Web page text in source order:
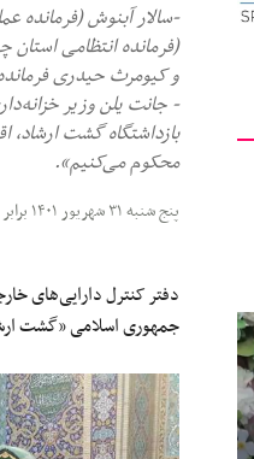
-سالار آبنوش (فرمانده
(فرمانده انتظامی
و کیومرث حیدری
- جانت یلن وزیر
بازداشتگاه گشت ارشاد،
محکوم می‌کنیم».
پنج شنبه ۳۱ شهریور ۱۴۰۱ برابر با ۲۲ سپتامبر ۲۰۲۲
جمهوری اسلامی «گشت